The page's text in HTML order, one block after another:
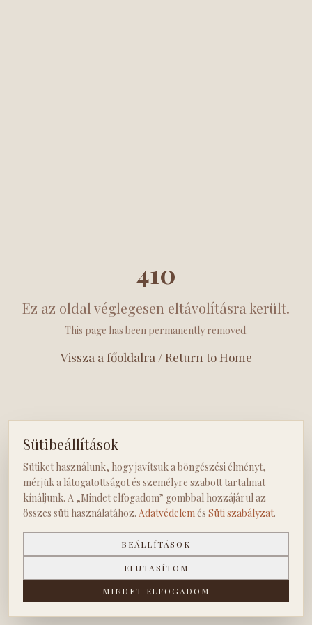
410
Ez az oldal véglegesen eltávolításra került.
This page has been permanently removed.
Vissza a főoldalra / Return to Home
Sütibeállítások
Sütiket használunk, hogy javítsuk a böngészési élményt,
mérjük a látogatottságot és személyre szabott tartalmat
kínáljunk. A „Mindet elfogadom” gombbal hozzájárul az
összes süti használatához. Adatvédelemés Süti szabályzat.
BEÁLLÍTÁSOK
ELUTASÍTOM
MINDET ELFOGADOM